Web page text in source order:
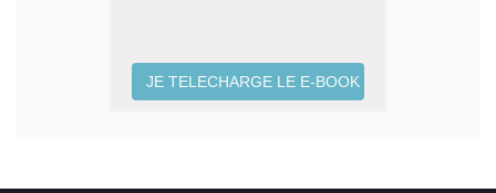
JE TELECHARGE LE E-BOOK